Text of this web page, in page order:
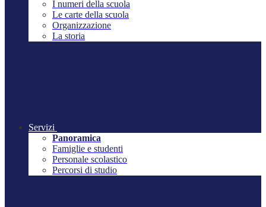
I numeri della scuola
Le carte della scuola
Organizzazione
La storia
Servizi
Panoramica
Famiglie e studenti
Personale scolastico
Percorsi di studio